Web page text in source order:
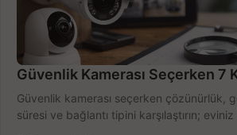
Güvenlik Kamerası Seçerken 7
Güvenlik kamerası seçerken çözünürlük,
süresi ve bağlantı tipini karşılaştırın;